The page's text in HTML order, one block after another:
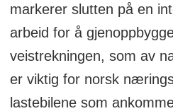
markerer slutten på en
arbeid for å
veistrekningen, som av
er viktig for norsk
lastebilene som